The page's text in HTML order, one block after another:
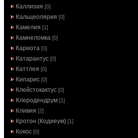
Каллизия [0]
Кальцеолярия [0]
Камелия [1]
Камнеломка [0]
Кариота [0]
Катарантус [0]
Каттлея [0]
Кипарис [0]
Клейстокактус [0]
Клеродендрум [1]
Кливия [2]
Кротон (Кодиеум) [1]
Кокос [0]